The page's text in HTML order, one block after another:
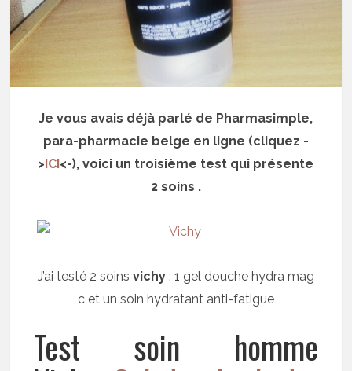
Je vous avais déjà parlé de Pharmasimple,
para-pharmacie belge en ligne (cliquez -
>ICI<-), voici un troisième test qui présente
2 soins .
J’ai testé 2 soins vichy: 1 gel douche hydra mag
c et un soin hydratant anti-fatigue
Test soin homme